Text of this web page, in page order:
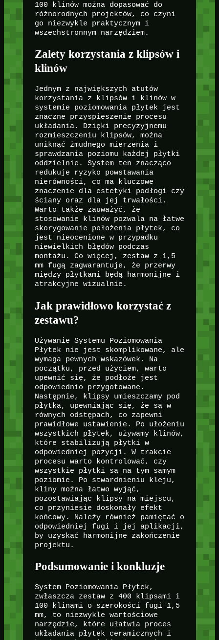
100 klinów można dopasować do
różnorodnych projektów, co czyni
go niezwykle praktycznym i
wszechstronnym narzędziem.
Zalety korzystania z klipsów i
klinów
Jednym z największych atutów
korzystania z klipsów i klinów w
systemie poziomowania płytek jest
znaczne przyspieszenie procesu
układania. Dzięki precyzyjnemu
rozmieszczeniu klipsów, można
uniknąć żmudnego mierzenia i
sprawdzania poziomu każdej płytki
oddzielnie. System ten znacząco
redukuje ryzyko powstawania
nierówności, co ma kluczowe
znaczenie dla estetyki podłogi czy
ściany oraz dla jej trwałości.
Warto także zauważyć, że
stosowanie klinów pozwala na łatwe
skorygowanie położenia płytek, co
jest nieocenione w przypadku
niewielkich błędów podczas
montażu. Co więcej, zestaw z 1,5
mm fugą zagwarantuje, że przerwy
między płytkami będą harmonijne i
atrakcyjne wizualnie.
Jak prawidłowo korzystać z
zestawu?
Używanie Systemu Poziomowania
Płytek nie jest skomplikowane, ale
wymaga pewnych wskazówek. Na
początku, przed użyciem, warto
upewnić się, że podłoże jest
odpowiednio przygotowane.
Następnie, klipsy umieszczamy pod
płytką, upewniając się, że są w
równych odstępach, co zapewni
prawidłowe ustawienie. Po ułożeniu
wszystkich płytek, używamy klinów,
które stabilizują płytki w
odpowiedniej pozycji. W trakcie
procesu warto kontrolować, czy
wszystkie płytki są na tym samym
poziomie. Po stwardnieniu kleju,
kliny można łatwo wyjąć,
pozostawiając klipsy na miejscu,
co przyniesie doskonały efekt
końcowy. Należy również pamiętać o
odpowiedniej fugi i jej aplikacji,
by uzyskać harmonijne zakończenie
projektu.
Podsumowanie i konkluzje
System Poziomowania Płytek,
zwłaszcza zestaw z 400 klipsami i
100 klinami o szerokości fugi 1,5
mm, to niezwykle wartościowe
narzędzie, które ułatwia proces
układania płytek ceramicznych i